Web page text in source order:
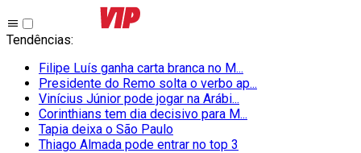
Tendências:
Filipe Luís ganha carta branca no M...
Presidente do Remo solta o verbo ap...
Vinícius Júnior pode jogar na Arábi...
Corinthians tem dia decisivo para M...
Tapia deixa o São Paulo
Thiago Almada pode entrar no top 3